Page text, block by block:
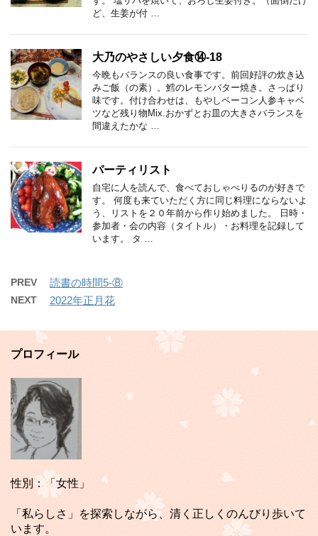
ど、生姜が付 …
大乃のやさしい夕食⑭-18
今晩もバランスの良い食事です。前回好評の炊き込
みご飯（の素）。鱈のレモンバター焼き。さっぱり
味です。付け合わせは、もやしベーコン人参キャベ
ツなど残り物Mix.おかずとお皿の大きさバランスを
間違えたかな …
パーティリスト
自宅に人を読んで、食べておしゃべりるのが好きで
す。 何度も来ていただく方に同じ料理にならないよ
う、リストを２０年前から作り始めました。 日時・
参加者・会の内容（タイトル）・お料理を記録して
います。 タ …
PREV 読書の時間5-⑧
NEXT 2022年正月花
プロフィール
性別：「女性」
「私らしさ」を探索しながら、清く正しくのんびり歩いて
います。